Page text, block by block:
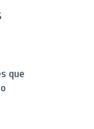
que